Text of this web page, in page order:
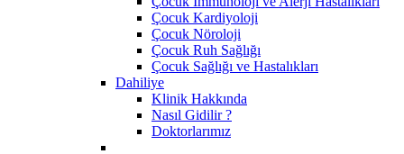
Çocuk Kardiyoloji
Çocuk Nöroloji
Çocuk Ruh Sağlığı
Çocuk Sağlığı ve Hastalıkları
Dahiliye
Klinik Hakkında
Nasıl Gidilir ?
Doktorlarımız